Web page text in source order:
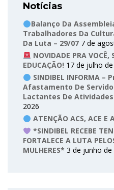
Notícias
Balanço Da
Trabalhadores Da
Da Luta – 29/07 7 de
NOVIDADE PRA VOCÊ,
EDUCAÇÃO! 17 de julho
SINDIBEL INFORMA
Afastamento De
Lactantes De
2026
ATENÇÃO ACS, ACE E
*SINDIBEL RECEBE
FORTALECE A LUTA
MULHERES* 3 de junho de